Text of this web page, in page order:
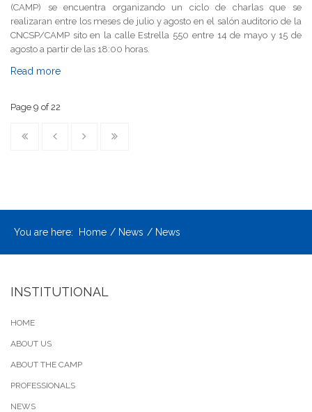
(CAMP) se encuentra organizando un ciclo de charlas que se
realizaran entre los meses de julio y agosto en el salón auditorio de la
CNCSP/CAMP sito en la calle Estrella 550 entre 14 de mayo y 15 de
agosto a partir de las 18:00 horas.
Read more
Page 9 of 22
You are here: Home News News
INSTITUTIONAL
HOME
ABOUT US
ABOUT THE CAMP
PROFESSIONALS
NEWS